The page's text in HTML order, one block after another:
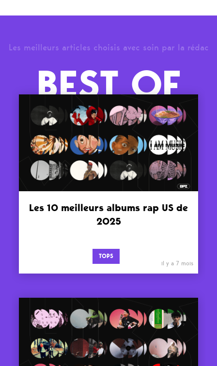
Les meilleurs articles choisis avec soin par la rédac
BEST OF
Les 10 meilleurs albums rap US de
2025
TOPS
il y a 7 mois